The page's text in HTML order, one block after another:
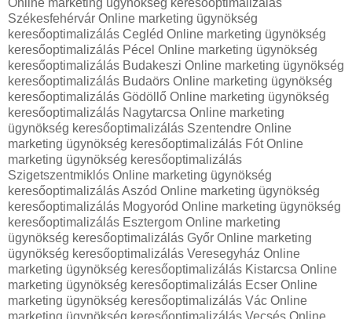
Székesfehérvár Online marketing ügynökség
keresőoptimalizálás Cegléd Online marketing ügynökség
keresőoptimalizálás Pécel Online marketing ügynökség
keresőoptimalizálás Budakeszi Online marketing ügynökség
keresőoptimalizálás Budaörs Online marketing ügynökség
keresőoptimalizálás Gödöllő Online marketing ügynökség
keresőoptimalizálás Nagytarcsa Online marketing
ügynökség keresőoptimalizálás Szentendre Online
marketing ügynökség keresőoptimalizálás Fót Online
marketing ügynökség keresőoptimalizálás
Szigetszentmiklós Online marketing ügynökség
keresőoptimalizálás Aszód Online marketing ügynökség
keresőoptimalizálás Mogyoród Online marketing ügynökség
keresőoptimalizálás Esztergom Online marketing
ügynökség keresőoptimalizálás Győr Online marketing
ügynökség keresőoptimalizálás Veresegyház Online
marketing ügynökség keresőoptimalizálás Kistarcsa Online
marketing ügynökség keresőoptimalizálás Ecser Online
marketing ügynökség keresőoptimalizálás Vác Online
marketing ügynökség keresőoptimalizálás Vecsés Online